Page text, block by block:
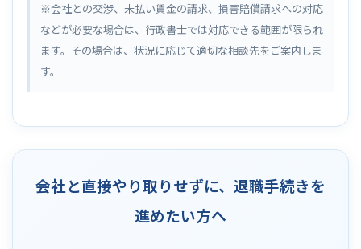
※会社との交渉、未払い賃金の請求、損害賠償請求への対応
などが必要な場合は、行政書士では対応できる範囲が限られ
ます。その場合は、状況に応じて適切な相談先をご案内しま
す。
会社と直接やり取りせずに、退職手続きを
進めたい方へ